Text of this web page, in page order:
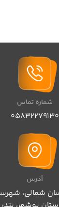
شماره تماس
05832279130
آدرس